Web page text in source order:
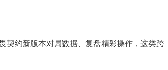
契约新版本对局数据、复盘精彩操作，这类跨